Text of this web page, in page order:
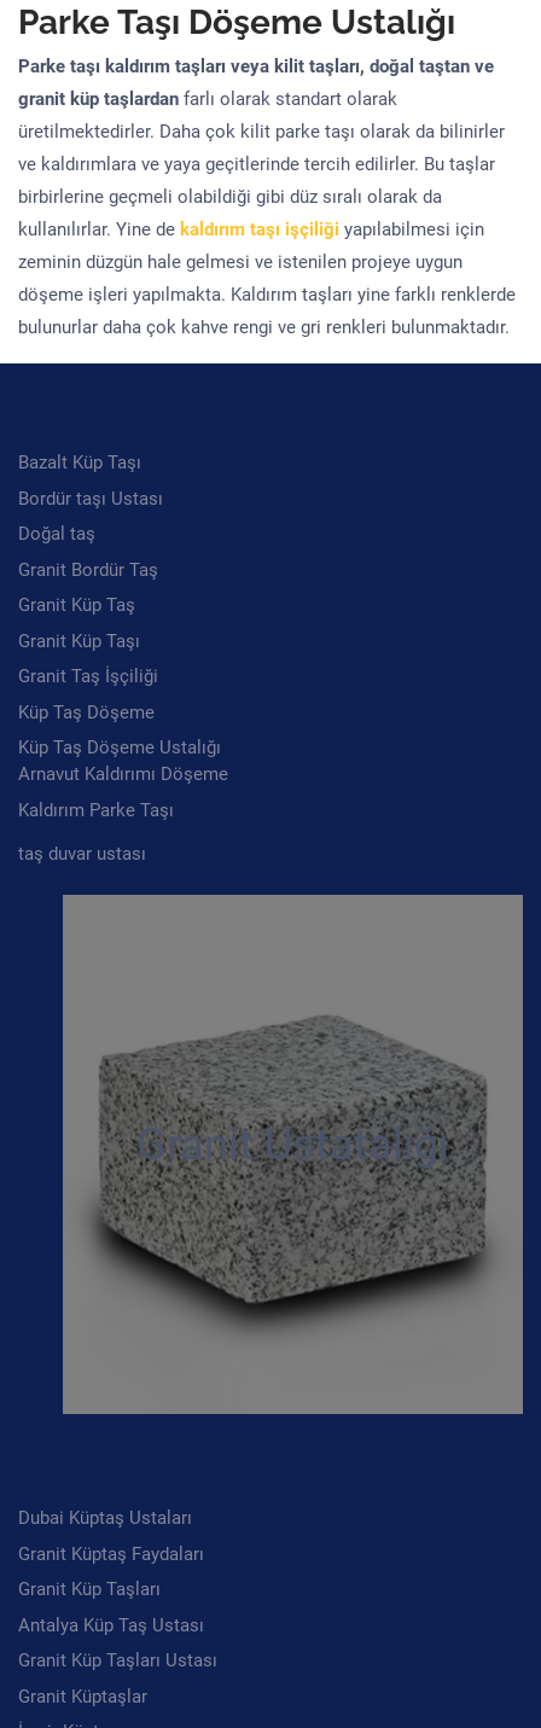
Parke Taşı Döşeme Ustalığı
Parke taşı kaldırım taşları veya kilit taşları, doğal taştan ve
granit küp taşlardan farlı olarak standart olarak
üretilmektedirler. Daha çok kilit parke taşı olarak da bilinirler
ve kaldırımlara ve yaya geçitlerinde tercih edilirler. Bu taşlar
birbirlerine geçmeli olabildiği gibi düz sıralı olarak da
kullanılırlar. Yine de kaldırım taşı işçiliği yapılabilmesi için
zeminin düzgün hale gelmesi ve istenilen projeye uygun
döşeme işleri yapılmakta. Kaldırım taşları yine farklı renklerde
bulunurlar daha çok kahve rengi ve gri renkleri bulunmaktadır.
Bazalt Küp Taşı
Bordür taşı Ustası
Doğal taş
Granit Bordür Taş
Granit Küp Taş
Granit Küp Taşı
Granit Taş İşçiliği
Küp Taş Döşeme
Küp Taş Döşeme Ustalığı
Arnavut Kaldırımı Döşeme
Kaldırım Parke Taşı
taş duvar ustası
Granit Ustatalığı
Dubai Küptaş Ustaları
Granit Küptaş Faydaları
Granit Küp Taşları
Antalya Küp Taş Ustası
Granit Küp Taşları Ustası
Granit Küptaşlar